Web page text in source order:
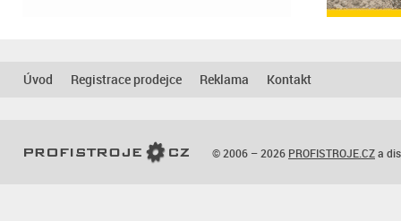
Úvod Registrace prodejce Reklama Kontakt
© 2006 – 2026 PROFISTROJE.CZa